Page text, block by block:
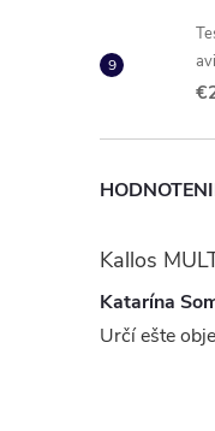
Katarína
Určí ešte